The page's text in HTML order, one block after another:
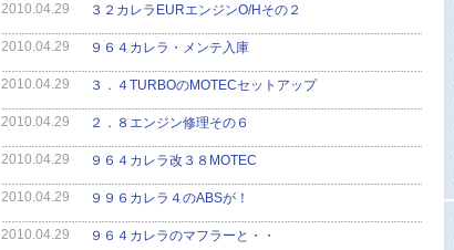
2010.04.29 ３２カレラEURエンジンO/Hその２
2010.04.29 ９６４カレラ・メンテ入庫
2010.04.29 ３．４TURBOのMOTECセットアップ
2010.04.29 ２．８エンジン修理その６
2010.04.29 ９６４カレラ改３８MOTEC
2010.04.29 ９９６カレラ４のABSが！
2010.04.29 ９６４カレラのマフラーと・・